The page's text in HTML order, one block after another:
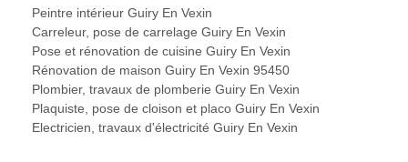
Peintre intérieur Guiry En Vexin
Carreleur, pose de carrelage Guiry En Vexin
Pose et rénovation de cuisine Guiry En Vexin
Rénovation de maison Guiry En Vexin 95450
Plombier, travaux de plomberie Guiry En Vexin
Plaquiste, pose de cloison et placo Guiry En Vexin
Electricien, travaux d'électricité Guiry En Vexin